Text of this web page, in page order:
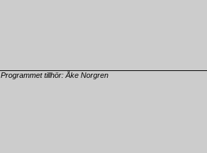
, Programmet tillhör: Åke Norgren